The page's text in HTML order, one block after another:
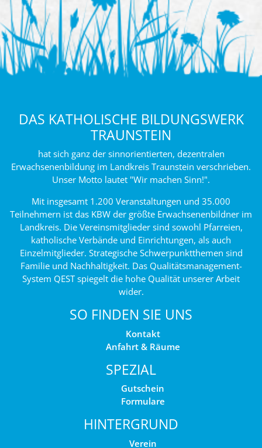
DAS KATHOLISCHE BILDUNGSWERK
TRAUNSTEIN
hat sich ganz der sinnorientierten, dezentralen
Erwachsenenbildung im Landkreis Traunstein verschrieben.
Unser Motto lautet "Wir machen Sinn!".
Mit insgesamt 1.200 Veranstaltungen und 35.000
Teilnehmern ist das KBW der größte Erwachsenenbildner im
Landkreis. Die Vereinsmitglieder sind sowohl Pfarreien,
katholische Verbände und Einrichtungen, als auch
Einzelmitglieder. Strategische Schwerpunktthemen sind
Familie und Nachhaltigkeit. Das Qualitätsmanagement-
System QEST spiegelt die hohe Qualität unserer Arbeit
wider.
SO FINDEN SIE UNS
Kontakt
Anfahrt & Räume
SPEZIAL
Gutschein
Formulare
HINTERGRUND
Verein